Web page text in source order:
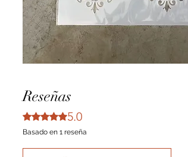
Reseñas
Obtuvo 5 de 5 estrellas.
5.0
Basado en 1 reseña